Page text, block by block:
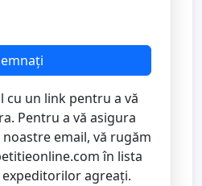
cu un link pentru a vă
Pentru a vă asigura
email, vă rugăm
în lista
agreați.